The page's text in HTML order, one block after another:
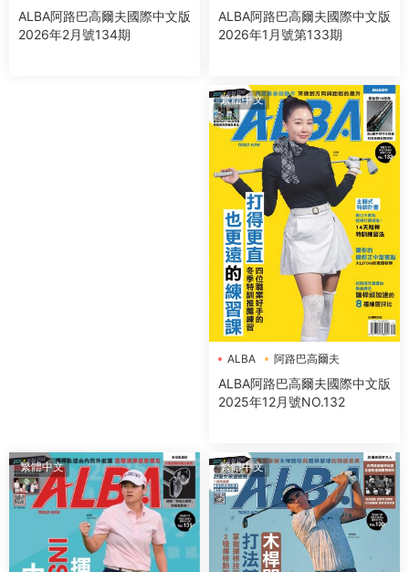
ALBA阿路巴高爾夫國際中文版
2026年2月號134期
ALBA阿路巴高爾夫國際中文版
2026年1月號第133期
繁體中文
ALBA 阿路巴高爾夫
ALBA阿路巴高爾夫國際中文版
2025年12月號NO.132
繁體中文 繁體中文